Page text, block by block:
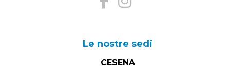
Le nostre sedi
CESENA